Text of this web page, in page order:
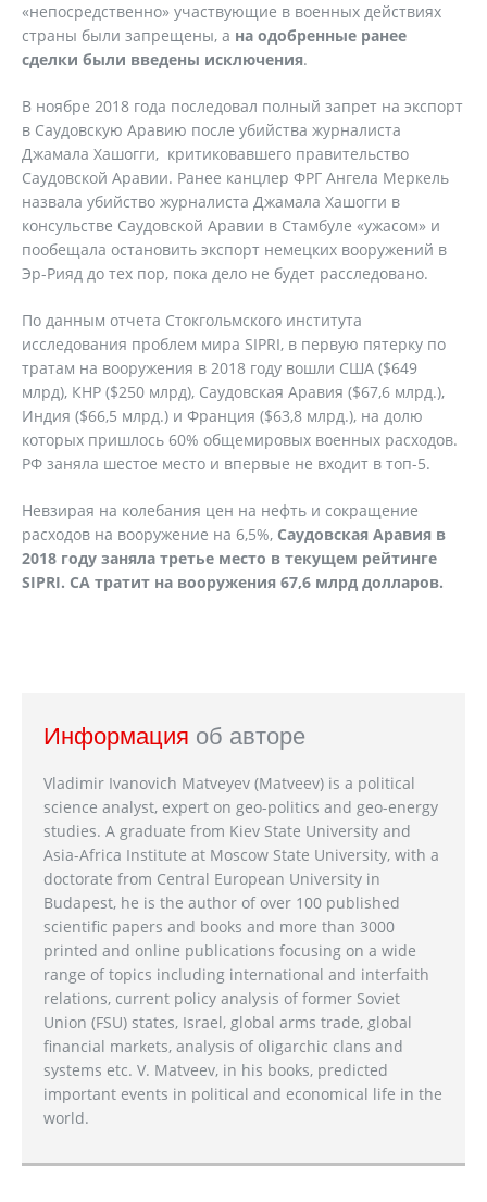
«непосредственно» участвующие в военных действиях
страны были запрещены, а на одобренные ранее
сделки были введены исключения.
В ноябре 2018 года последовал полный запрет на экспорт
в Саудовскую Аравию после убийства журналиста
Джамала Хашогги, критиковавшего правительство
Саудовской Аравии. Ранее канцлер ФРГ Ангела Меркель
назвала убийство журналиста Джамала Хашогги в
консульстве Саудовской Аравии в Стамбуле «ужасом» и
пообещала остановить экспорт немецких вооружений в
Эр-Рияд до тех пор, пока дело не будет расследовано.
По данным отчета Стокгольмского института
исследования проблем мира SIPRI, в первую пятерку по
тратам на вооружения в 2018 году вошли США ($649
млрд), КНР ($250 млрд), Саудовская Аравия ($67,6 млрд.),
Индия ($66,5 млрд.) и Франция ($63,8 млрд.), на долю
которых пришлось 60% общемировых военных расходов.
РФ заняла шестое место и впервые не входит в топ-5.
Невзирая на колебания цен на нефть и сокращение
расходов на вооружение на 6,5%, Саудовская Аравия в
2018 году заняла третье место в текущем рейтинге
SIPRI. СА тратит на вооружения 67,6 млрд долларов.
Информация об авторе
Vladimir Ivanovich Matveyev (Matveev) is a political
science analyst, expert on geo-politics and geo-energy
studies. A graduate from Kiev State University and
Asia-Africa Institute at Moscow State University, with a
doctorate from Central European University in
Budapest, he is the author of over 100 published
scientific papers and books and more than 3000
printed and online publications focusing on a wide
range of topics including international and interfaith
relations, current policy analysis of former Soviet
Union (FSU) states, Israel, global arms trade, global
financial markets, analysis of oligarchic clans and
systems etc. V. Matveev, in his books, predicted
important events in political and economical life in the
world.